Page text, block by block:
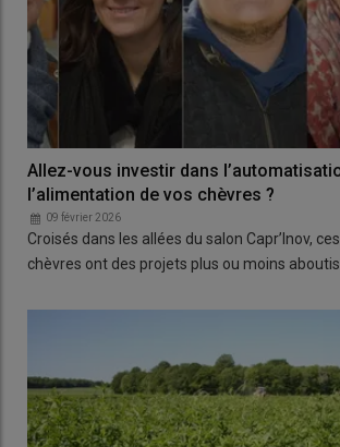
Allez-vous investir dans
l’alimentation de vos chèvres ?
09 février 2026
Croisés dans les allées du salon Capr’Inov,
chèvres ont des projets plus ou moins aboutis